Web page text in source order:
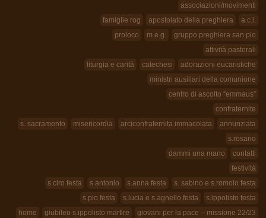
associazioni/movimenti
a.c.i.
apostolato della preghiera
famiglie rog
gruppo preghiera san pio
m.e.g.
proloco
attività pastorali
adorazioni eucaristiche
catechesi
liturgia e carità
ministri ausiliari della comunione
centro di ascolto “emmaus”
confraternite
annunziata
arciconfraternita immacolata
misericordia
s. sacramento
s.rosario
contatti
dammi una mano
festività
s. sabino e s.romolo festa
s.anna festa
s.antonio
s.ciro festa
s.ippolisto festa
s.lucia e s.agnello festa
s.pio festa
giovani per la pace – missione 22/23
giubileo s.ippolisto martire
home